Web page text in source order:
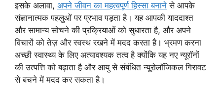
इसके अलावा, अपने जीवन का महत्वपूर्ण हिस्सा बनाने से आपके
संज्ञानात्मक पहलुओं पर प्रभाव पड़ता है। यह आपकी याददाश्त
और सामान्य सोचने की प्रक्रियाओं को सुधारता है, और अपने
विचारों को तेज़ और स्वस्थ रखने में मदद करता है। भ्रमण करना
अच्छी स्वास्थ्य के लिए अत्यावश्यक तत्व है क्योंकि यह नए न्यूरॉनों
की उत्पत्ति को बढ़ाता है और आयु से संबंधित न्यूरोलॉजिकल गिरावट
से बचने में मदद कर सकता है।